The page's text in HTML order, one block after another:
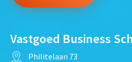
Vastgoed Business
Philitelaan 73